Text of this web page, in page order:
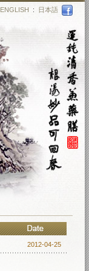
ENGLISH : 日本語
2012-04-25